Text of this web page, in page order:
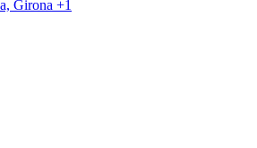
Girona +1